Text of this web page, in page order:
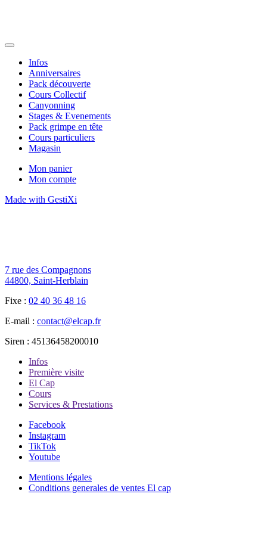
Infos
Anniversaires
Pack découverte
Cours Collectif
Canyonning
Stages & Evenements
Pack grimpe en tête
Cours particuliers
Magasin
Mon panier
Mon compte
Made with GestiXi
7 rue des Compagnons
44800, Saint-Herblain
Fixe : 02 40 36 48 16
E-mail : contact@elcap.fr
Siren : 45136458200010
Infos
Première visite
El Cap
Cours
Services & Prestations
Facebook
Instagram
TikTok
Youtube
Mentions légales
Conditions generales de ventes El cap